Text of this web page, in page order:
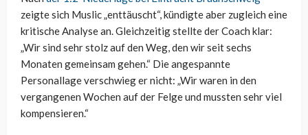
zeigte sich Muslic „enttäuscht“, kündigte aber zugleich eine
kritische Analyse an. Gleichzeitig stellte der Coach klar:
„Wir sind sehr stolz auf den Weg, den wir seit sechs
Monaten gemeinsam gehen.“ Die angespannte
Personallage verschwieg er nicht: „Wir waren in den
vergangenen Wochen auf der Felge und mussten sehr viel
kompensieren.“